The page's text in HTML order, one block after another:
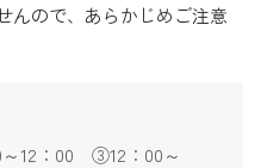
んので、あらかじめご注意
12：00 ③12：00～